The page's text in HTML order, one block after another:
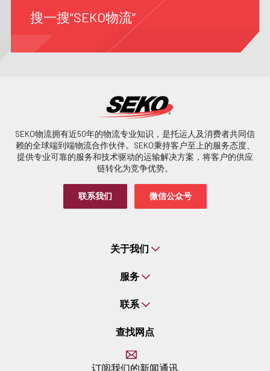
搜一搜“SEKO物流”
SEKO物流拥有近50年的物流专业知识，是托运人及消费者共同信
赖的全球端到端物流合作伙伴。SEKO秉持客户至上的服务态度、
提供专业可靠的服务和技术驱动的运输解决方案，将客户的供应
链转化为竞争优势。
联系我们 微信公众号
关于我们
服务
联系
查找网点
订阅我们的新闻通讯